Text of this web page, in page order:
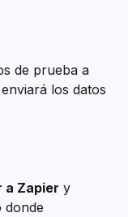
de prueba a
los datos
a Zapier y
donde